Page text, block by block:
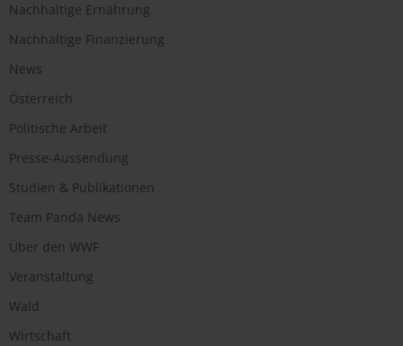
Nachhaltige Ernährung
Nachhaltige Finanzierung
News
Österreich
Politische Arbeit
Presse-Aussendung
Studien & Publikationen
Team Panda News
Über den WWF
Veranstaltung
Wald
Wirtschaft